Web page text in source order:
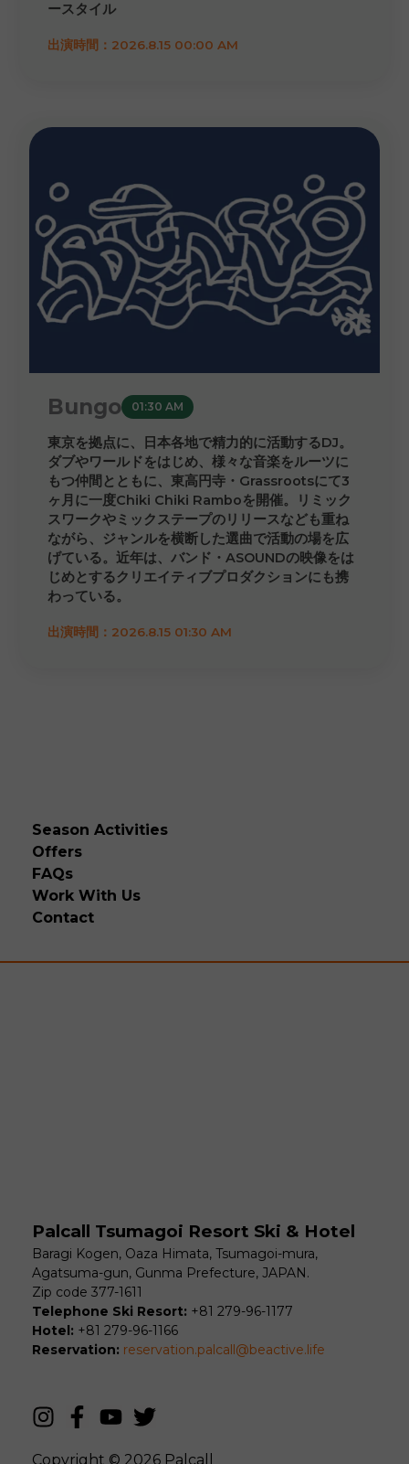
ースタイル
出演時間：2026.8.15 00:00 AM
Bungo 01:30 AM
東京を拠点に、日本各地で精力的に活動するDJ。
ダブやワールドをはじめ、様々な音楽をルーツに
もつ仲間とともに、東高円寺・Grassrootsにて3
ヶ月に一度Chiki Chiki Ramboを開催。リミック
スワークやミックステープのリリースなども重ね
ながら、ジャンルを横断した選曲で活動の場を広
げている。近年は、バンド・ASOUNDの映像をは
じめとするクリエイティブプロダクションにも携
わっている。
出演時間：2026.8.15 01:30 AM
Season Activities
Offers
FAQs
Work With Us
Contact
Palcall Tsumagoi Resort Ski & Hotel
Baragi Kogen, Oaza Himata, Tsumagoi-mura,
Agatsuma-gun, Gunma Prefecture, JAPAN.
Zip code 377-1611
Telephone Ski Resort: +81 279-96-1177
Hotel: +81 279-96-1166
Reservation: reservation.palcall@beactive.life
Copyright © 2026 Palcall